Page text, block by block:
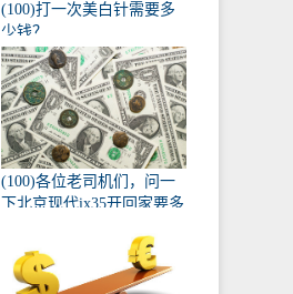
(100)打一次美白针需要多
少钱？
(100)各位老司机们，问一
下北京现代ix35开回家要多